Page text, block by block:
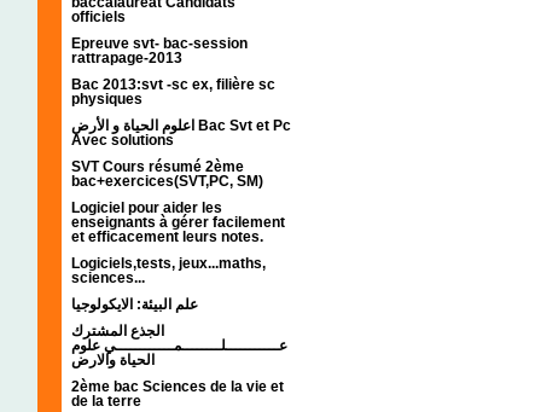
officiels
Epreuve svt- bac-session
rattrapage-2013
Bac 2013:svt -sc ex, filière sc
physiques
اعلوم الحياة و الأرض Bac Svt et Pc
Avec solutions
SVT Cours résumé 2ème
bac+exercices(SVT,PC, SM)
Logiciel pour aider les
enseignants à gérer facilement
et efficacement leurs notes.
Logiciels,tests, jeux...maths,
sciences...
علم البيئة: الايكولوجيا
الجذع المشترك
عـــــــــــلــــــــمــــــــــــي علوم
الحياة والارض
2ème bac Sciences de la vie et
de la terre